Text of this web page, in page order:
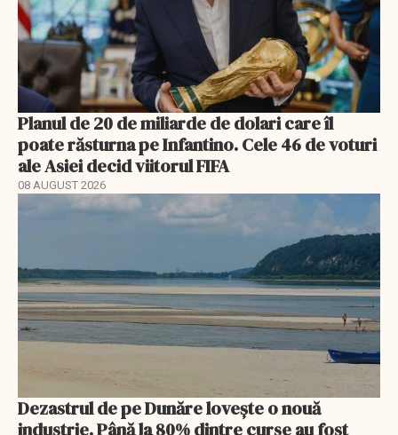
Planul de 20 de miliarde de dolari care îl
poate răsturna pe Infantino. Cele 46 de voturi
ale Asiei decid viitorul FIFA
08 AUGUST 2026
Dezastrul de pe Dunăre lovește o nouă
industrie. Până la 80% dintre curse au fost